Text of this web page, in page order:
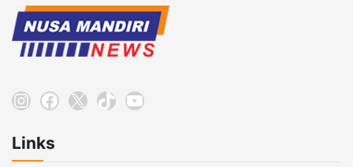
Instagram
Facebook
X TikTokYouTube
Links